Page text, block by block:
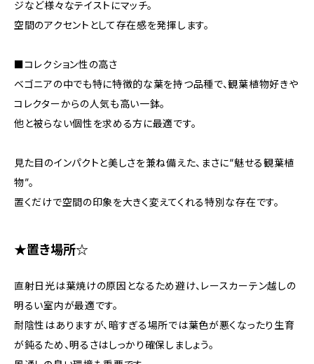
ジなど様々なテイストにマッチ。
空間のアクセントとして存在感を発揮します。
■コレクション性の高さ
ベゴニアの中でも特に特徴的な葉を持つ品種で、観葉植物好きや
コレクターからの人気も高い一鉢。
他と被らない個性を求める方に最適です。
見た目のインパクトと美しさを兼ね備えた、まさに“魅せる観葉植
物”。
置くだけで空間の印象を大きく変えてくれる特別な存在です。
★置き場所☆
直射日光は葉焼けの原因となるため避け、レースカーテン越しの
明るい室内が最適です。
耐陰性はありますが、暗すぎる場所では葉色が悪くなったり生育
が鈍るため、明るさはしっかり確保しましょう。